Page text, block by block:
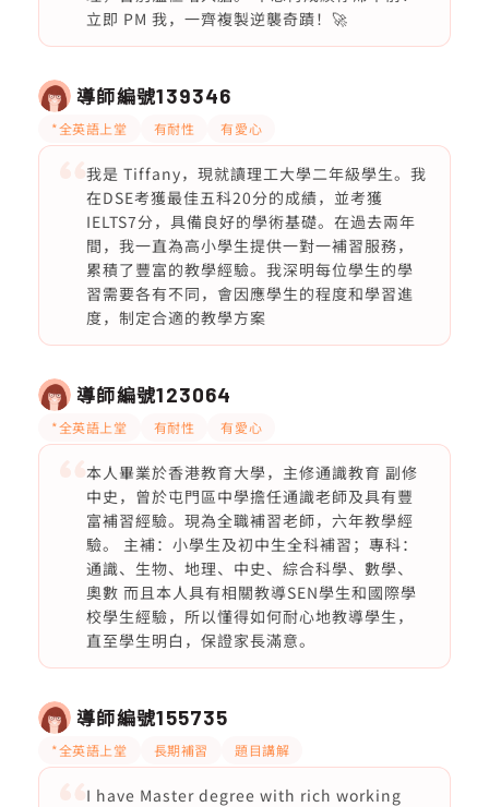
立即 PM 我，一齊複製逆襲奇蹟！🚀
導師編號139346
*全英語上堂 有耐性 有愛心
我是 Tiffany，現就讀理工大學二年級學生。我
在DSE考獲最佳五科20分的成績，並考獲
IELTS7分，具備良好的學術基礎。在過去兩年
間，我一直為高小學生提供一對一補習服務，
累積了豐富的教學經驗。我深明每位學生的學
習需要各有不同，會因應學生的程度和學習進
度，制定合適的教學方案
導師編號123064
*全英語上堂 有耐性 有愛心
本人畢業於香港教育大學，主修通識教育 副修
中史，曾於屯門區中學擔任通識老師及具有豐
富補習經驗。現為全職補習老師，六年教學經
驗。 主補：小學生及初中生全科補習；專科：
通識、生物、地理、中史、綜合科學、數學、
奧數 而且本人具有相關教導SEN學生和國際學
校學生經驗，所以懂得如何耐心地教導學生，
直至學生明白，保證家長滿意。
導師編號155735
*全英語上堂 長期補習 題目講解
I have Master degree with rich working